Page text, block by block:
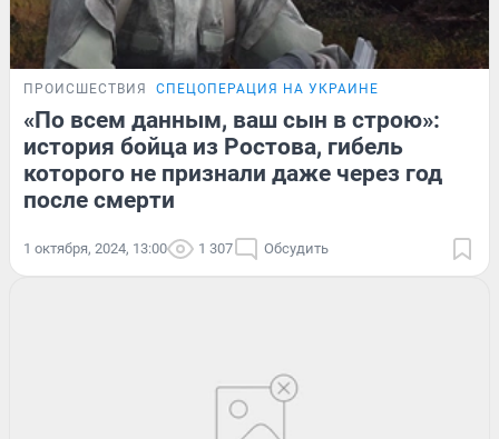
ПРОИСШЕСТВИЯ СПЕЦОПЕРАЦИЯ НА УКРАИНЕ
«По всем данным, ваш сын в строю»:
история бойца из Ростова, гибель
которого не признали даже через год
после смерти
1 октября, 2024, 13:00 1 307 Обсудить